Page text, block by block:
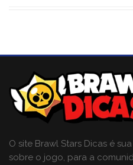
O site Brawl Stars Dicas é
sobre o jogo, para a